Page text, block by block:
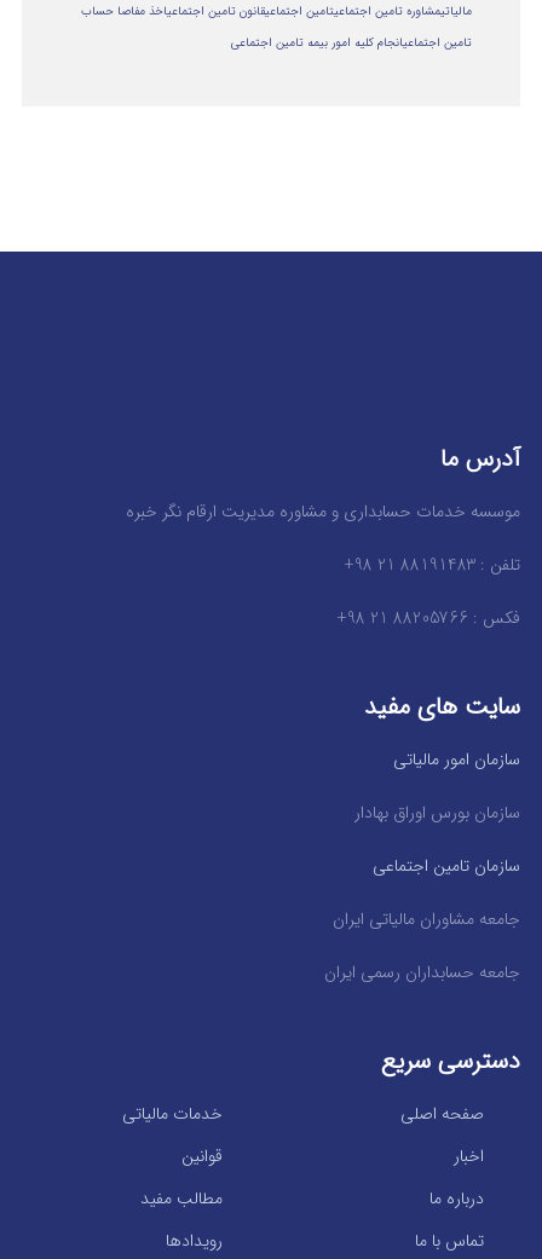
مالياتيمشاوره تامین اجتماعیتامین اجتماعیقانون تامین اجتماعیاخذ مفاصا حساب
تامین اجتماعیانجام کلیه امور بیمه تامین اجتماعی
آدرس ما
موسسه خدمات حسابداری و مشاوره مدیریت ارقام نگر خبره
تلفن : 88191483 21 98+
فکس : 88205766 21 98+
سایت های مفید
سازمان امور مالیاتی
سازمان بورس اوراق بهادار
سازمان تامین اجتماعی
جامعه مشاوران مالیاتی ایران
جامعه حسابداران رسمی ایران
دسترسی سریع
خدمات مالیاتی
صفحه اصلی
قوانین
اخبار
مطالب مفید
درباره ما
رویدادها
تماس با ما